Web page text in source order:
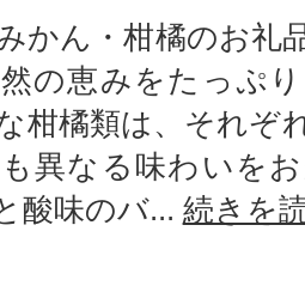
かん・柑橘のお礼
の恵みをたっぷ
柑橘類は、それぞ
異なる味わいを
酸味のバ... 続きを